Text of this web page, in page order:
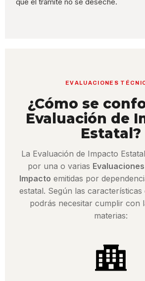
que el trámite no se deseche.
EVALUACIONES
¿Cómo se
Evaluación de
Estatal?
La Evaluación de Impacto
por una o varias
Impacto emitidas por
estatal. Según las
podrás necesitar cumplir con
materias: